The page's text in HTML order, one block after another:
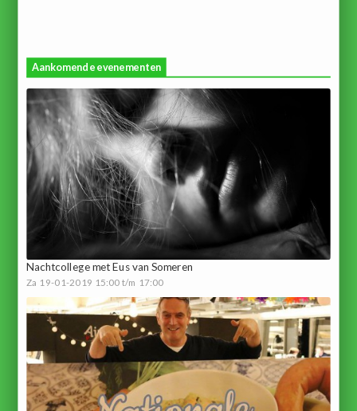
Aankomende evenementen
Nachtcollege met Eus van Someren
Za 19-01-2019 15:00 t/m 17:00